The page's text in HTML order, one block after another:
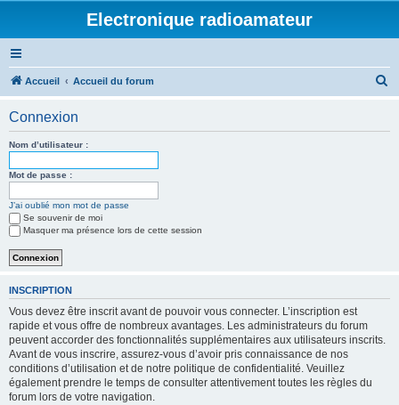
Electronique radioamateur
Accueil Accueil du forum
Connexion
Nom d’utilisateur :
Mot de passe :
J’ai oublié mon mot de passe
Se souvenir de moi
Masquer ma présence lors de cette session
INSCRIPTION
Vous devez être inscrit avant de pouvoir vous connecter. L’inscription est
rapide et vous offre de nombreux avantages. Les administrateurs du forum
peuvent accorder des fonctionnalités supplémentaires aux utilisateurs inscrits.
Avant de vous inscrire, assurez-vous d’avoir pris connaissance de nos
conditions d’utilisation et de notre politique de confidentialité. Veuillez
également prendre le temps de consulter attentivement toutes les règles du
forum lors de votre navigation.